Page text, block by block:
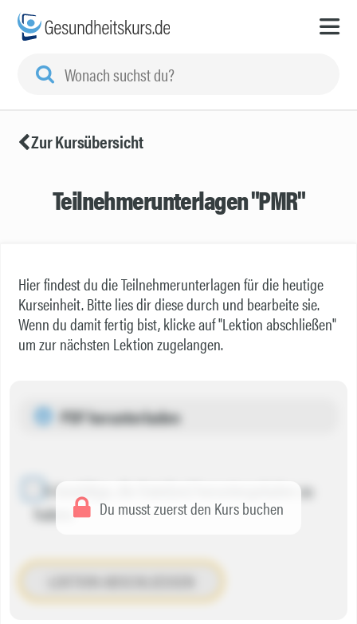
Zur Kursübersicht
Teilnehmerunterlagen "PMR"
Hier findest du die Teilnehmerunterlagen für die heutige
Kurseinheit. Bitte lies dir diese durch und bearbeite sie.
Wenn du damit fertig bist, klicke auf "Lektion abschließen"
um zur nächsten Lektion zugelangen.
PDF herunterladen
Du musst zuerst den Kurs buchen
Ich bestätige, die Datei(en) heruntergeladen zu
haben.
LEKTION ABSCHLIESSEN